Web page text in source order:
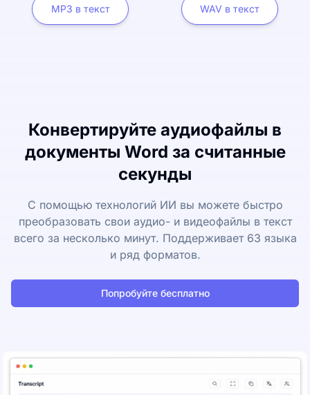
MP3 в текст WAV в текст
Конвертируйте аудиофайлы в
документы Word за считанные
секунды
С помощью технологий ИИ вы можете быстро
преобразовать свои аудио- и видеофайлы в текст
всего за несколько минут. Поддерживает 63 языка
и ряд форматов.
Попробуйте бесплатно